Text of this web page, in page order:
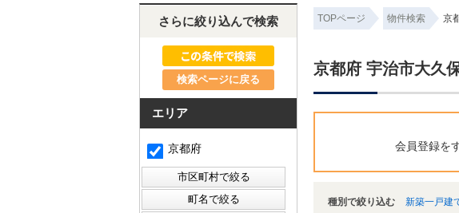
TOPページ 物件検索 京
京都府 宇治市大久
会員登録を
種別で絞り込む 新築一戸建
さらに絞り込んで検索
検索ページに戻る
エリア
京都府